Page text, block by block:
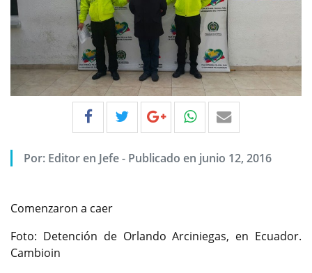
Por: Editor en Jefe- Publicado en junio 12, 2016
Comenzaron a caer
Foto: Detención de Orlando Arciniegas, en Ecuador.
Cambioin